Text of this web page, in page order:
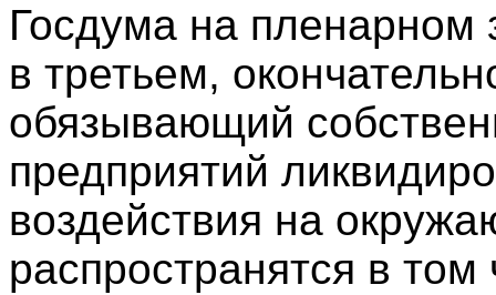
Госдума на пленарном
в третьем,
обязывающий
предприятий
воздействия на
распространятся в